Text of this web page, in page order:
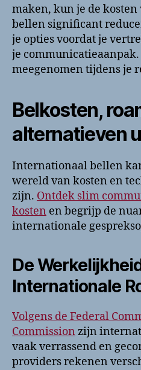
maken, kun je de
bellen significant
je opties voordat je
je
meegenomen tijdens je
Belkosten,
alternatieven
Internationaal bellen
wereld van kosten en
zijn. Ontdek slim
kosten en begrijp de
internationale
De
Internationale
Volgens de Federal
Commission zijn
vaak verrassend en
providers rekenen